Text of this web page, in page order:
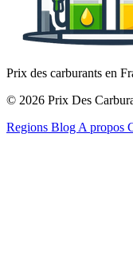
Prix des carburants en
© 2026 Prix Des
Regions Blog A propos